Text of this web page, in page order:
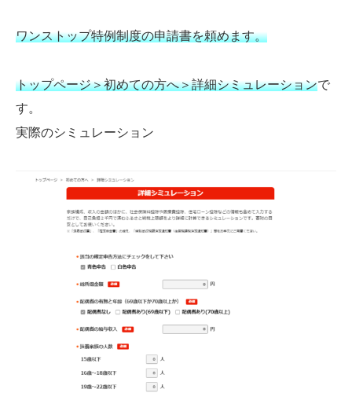
ワンストップ特例制度の申請書を頼めます。
トップページ＞初めての方へ＞詳細シミュレーションで
す。
実際のシミュレーション